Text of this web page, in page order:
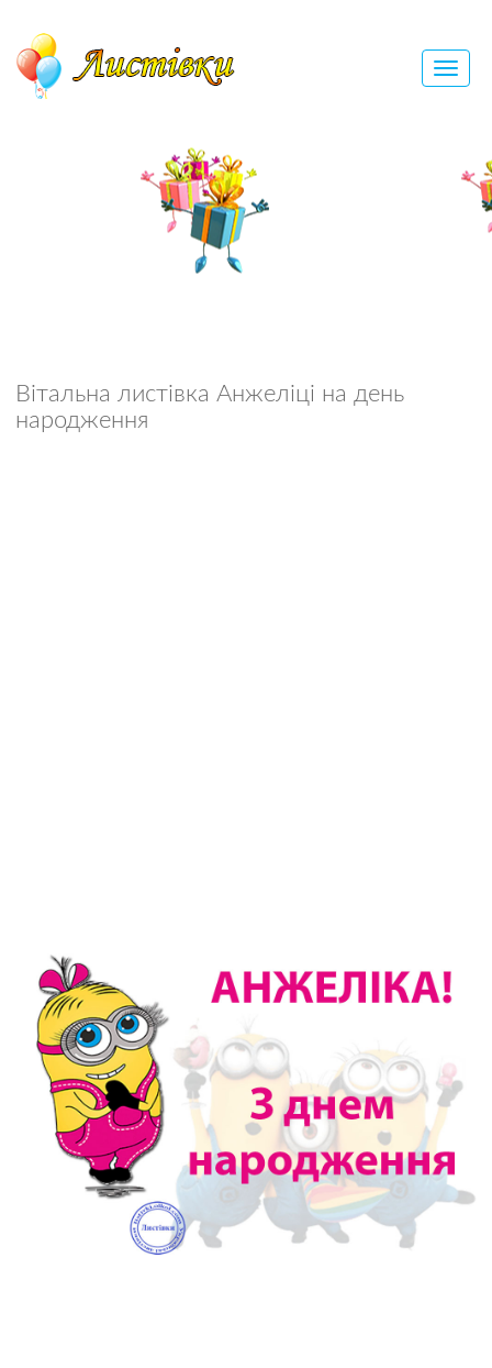
Вітальна листівка Анжеліці на день
народження